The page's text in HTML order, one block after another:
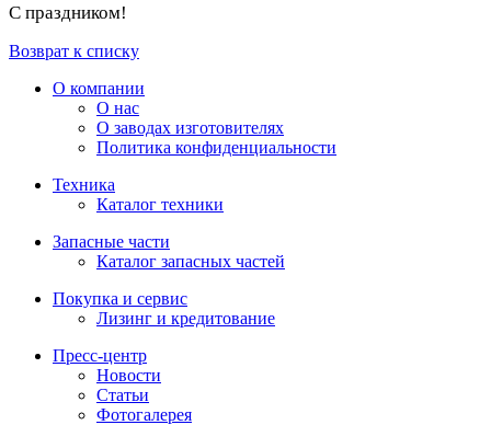
С праздником!
Возврат к списку
О компании
О нас
О заводах изготовителях
Политика конфиденциальности
Техника
Каталог техники
Запасные части
Каталог запасных частей
Покупка и сервис
Лизинг и кредитование
Пресс-центр
Новости
Статьи
Фотогалерея